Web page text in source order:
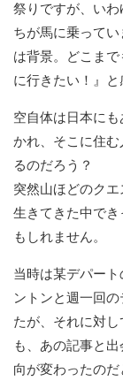
祭りですが、い
ちが馬に乗って
は背景。どこま
に行きたい！』と
空自体は日本に
かれ、そこに住
るのだろう？
突然山ほどのク
生きてきた中で
もしれません。
当時は某デパー
ントンと週一回
たが、それに対
も、あの記事と
向が変わったのだ